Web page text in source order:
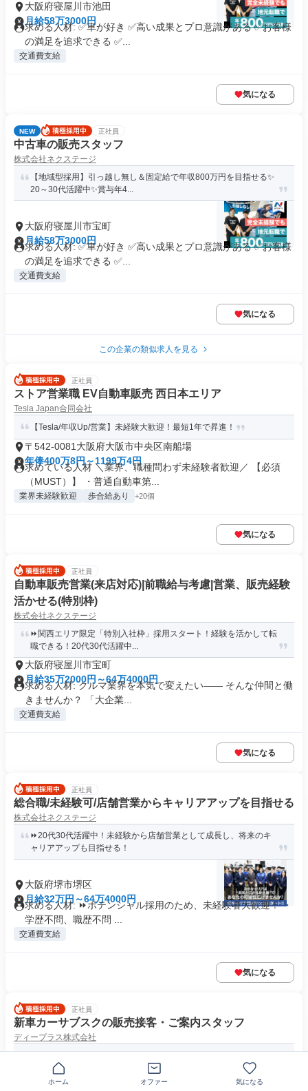
大阪府寝屋川市池田
月給58万3000円
求める人材: ✅車が好き ✅高い成果とプロ意識がある ✅お客様
の満足を追求できる ✅...
交通費支給
気になる
NEW 正社員
中古車の販売スタッフ
株式会社ネクステージ
【地域型採用】引っ越し無し＆固定給で年収800万円を目指せる✨
20～30代活躍中✨賞与年4...
大阪府寝屋川市宝町
月給58万3000円
求める人材: ✅車が好き ✅高い成果とプロ意識がある ✅お客様
の満足を追求できる ✅...
交通費支給
気になる
この企業の類似求人を見る
正社員
ストア営業職 EV自動車販売 西日本エリア
Tesla Japan合同会社
【Tesla/年収Up/営業】未経験大歓迎！最短1年で昇進！
〒542-0081大阪府大阪市中央区南船場
年俸400万8円～1199万4円
求めている人材 ＼業界、職種問わず未経験者歓迎／ 【必須
（MUST）】 ・普通自動車第...
業界未経験歓迎 歩合給あり +20個
気になる
正社員
自動車販売営業(来店対応)|前職給与考慮|営業、販売経験
活かせる(特別枠)
株式会社ネクステージ
⏩️関西エリア限定「特別入社枠」採用スタート！経験を活かして転
職できる！20代30代活躍中...
大阪府寝屋川市宝町
月給35万2000円～64万4000円
求める人材: クルマ業界を本気で変えたい―― そんな仲間と働
きませんか？ 「大企業...
交通費支給
気になる
正社員
総合職/未経験可/店舗営業からキャリアアップを目指せる
株式会社ネクステージ
⏩️20代30代活躍中！未経験から店舗営業として成長し、将来のキ
ャリアアップも目指せる！
大阪府堺市堺区
月給32万円～64万4000円
求める人材: ⏩️ポテンシャル採用のため、未経験者大歓迎！ ・
学歴不問、職歴不問 ...
交通費支給
気になる
正社員
新車カーサブスクの販売接客・ご案内スタッフ
ディープラス株式会社
ホーム オファー 気になる